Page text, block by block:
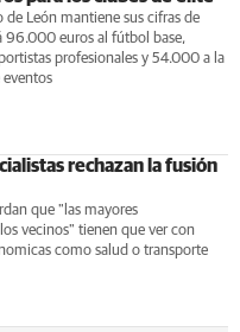
de León mantiene sus cifras de
96.000 euros al fútbol base,
profesionales y 54.000 a la
rechazan la fusión
que "las mayores
vecinos" tienen que ver con
como salud o transporte